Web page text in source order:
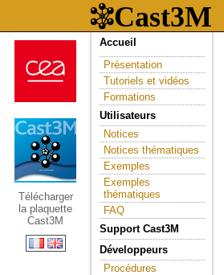
Télécharger
la plaquette
Cast3M
Accueil
Présentation
Tutoriels et vidéos
Formations
Utilisateurs
Notices
Notices thématiques
Exemples
Exemples
thématiques
FAQ
Support Cast3M
Développeurs
Procédures